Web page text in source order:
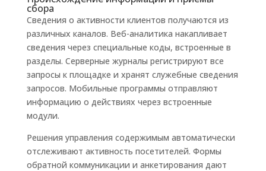
сбора
Сведения о активности клиентов получаются из
различных каналов. Веб-аналитика накапливает
сведения через специальные коды, встроенные в
разделы. Серверные журналы регистрируют все
запросы к площадке и хранят служебные сведения
запросов. Мобильные программы отправляют
информацию о действиях через встроенные
модули.
Решения управления содержимым автоматически
отслеживают активность посетителей. Формы
обратной коммуникации и анкетирования дают